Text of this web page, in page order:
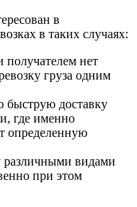
в
в таких случаях:
получателем нет
груза одним
быструю доставку
где именно
определенную
различными видами
при этом